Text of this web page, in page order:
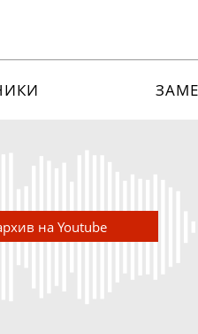
на Youtube